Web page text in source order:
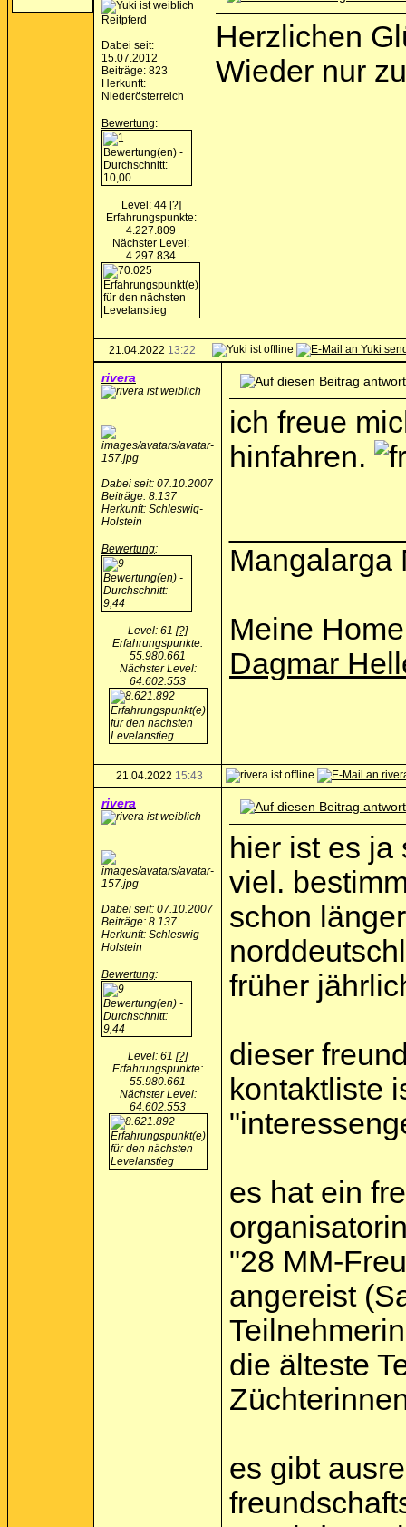
Reitpferd
Dabei seit:
15.07.2012
Beiträge: 823
Herkunft:
Niederösterreich
Bewertung:
Level: 44 [?]
Erfahrungspunkte:
4.227.809
Nächster Level:
4.297.834
Herzlichen
Wieder nur
21.04.2022 13:22
rivera
Dabei seit: 07.10.2007
Beiträge: 8.137
Herkunft: Schleswig-
Holstein
Bewertung:
Level: 61 [?]
Erfahrungspunkte:
55.980.661
Nächster Level:
64.602.553
ich freue
hinfahren.
Mangalarga
Meine
Dagmar
21.04.2022 15:43
rivera
Dabei seit: 07.10.2007
Beiträge: 8.137
Herkunft: Schleswig-
Holstein
Bewertung:
Level: 61 [?]
Erfahrungspunkte:
55.980.661
Nächster Level:
64.602.553
hier ist es
viel.
schon
früher
dieser
kontaktliste
es hat ein
"28 MM-
angereist
die älteste
es gibt